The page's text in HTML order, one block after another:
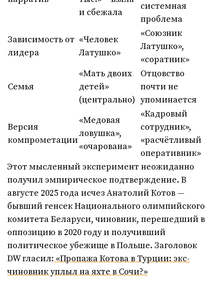
и сбежала
системная
проблема
Зависимость от
лидера
«Человек
Латушко»
«Союзник
Латушко»,
«соратник»
Семья
«Мать двоих
детей»
(центрально)
Отцовство
почти не
упоминается
Версия
компрометации
«Медовая
ловушка»,
«очарована»
«Кадровый
сотрудник»,
«расчётливый
оперативник»
Этот мысленный эксперимент неожиданно
получил эмпирическое подтверждение. В
августе 2025 года исчез Анатолий Котов —
бывший генсек Национального олимпийского
комитета Беларуси, чиновник, перешедший в
оппозицию в 2020 году и получивший
политическое убежище в Польше. Заголовок
DW гласил: «Пропажа Котова в Турции: экс-
чиновник уплыл на яхте в Сочи?»